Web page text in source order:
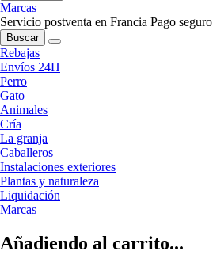
Marcas
Servicio postventa en Francia Pago seguro
Buscar
Rebajas
Envíos 24H
Perro
Gato
Animales
Cría
La granja
Caballeros
Instalaciones exteriores
Plantas y naturaleza
Liquidación
Marcas
Añadiendo al carrito...